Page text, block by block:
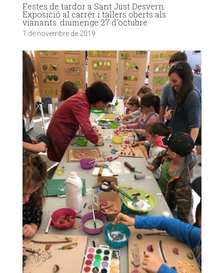
Festes de tardor a Sant Just Desvern.
Exposició al carrer i tallers oberts als
vianants. diumenge 27 d’octubre
1 de novembre de 2019